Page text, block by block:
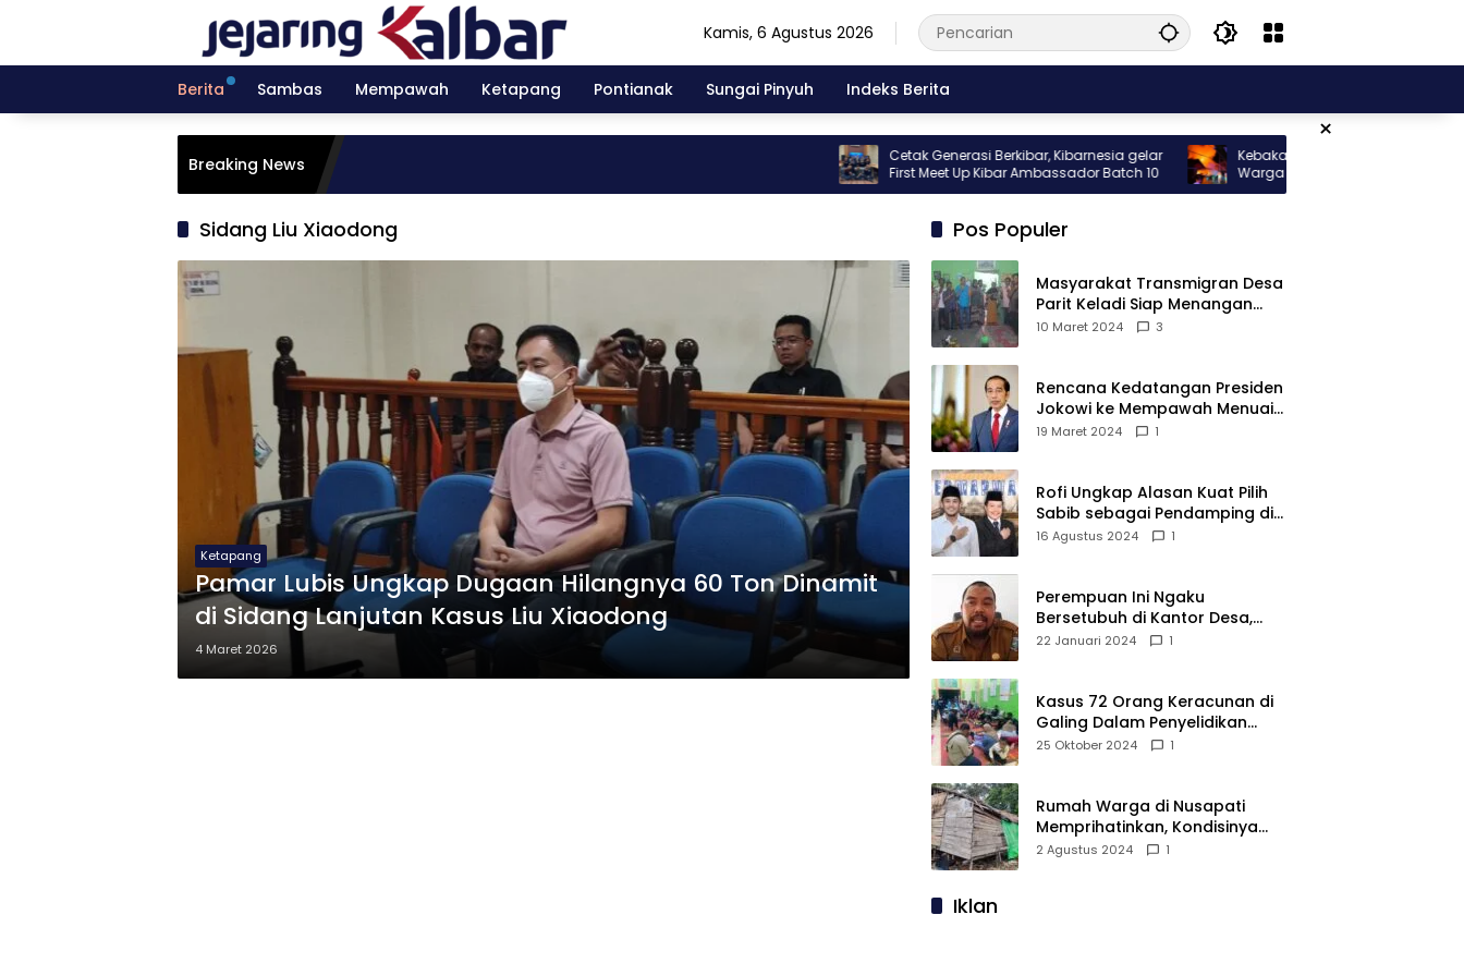
Kamis, 6 Agustus 2026
Berita Sambas Mempawah Ketapang Pontianak Sungai Pinyuh Indeks Berita
×
Breaking News
Cetak Generasi Berkibar, Kibarnesia gelar
First Meet Up Kibar Ambassador Batch 10
Kebakaran Hebat Melanda Rumah
Warga di Gang Nelayan Sungai Pinyuh
Sidang Liu Xiaodong
Ketapang
Pamar Lubis Ungkap Dugaan Hilangnya 60 Ton Dinamit
di Sidang Lanjutan Kasus Liu Xiaodong
4 Maret 2026
Pos Populer
Masyarakat Transmigran Desa
Parit Keladi Siap Menangan
Fauzan-Mirza di Pilkada Kubu
10 Maret 2024 3
Rencana Kedatangan Presiden
Jokowi ke Mempawah Menuai
Pro Kontra, Apa Sebabnya?
19 Maret 2024 1
Rofi Ungkap Alasan Kuat Pilih
Sabib sebagai Pendamping di
Pilkada Sambas
16 Agustus 2024 1
Perempuan Ini Ngaku
Bersetubuh di Kantor Desa,
Kades Pasir Panjang
22 Januari 2024 1
Kasus 72 Orang Keracunan di
Galing Dalam Penyelidikan
Polres Sambas
25 Oktober 2024 1
Rumah Warga di Nusapati
Memprihatinkan, Kondisinya
Nyaris Roboh dan Tidak Layak
2 Agustus 2024 1
Iklan